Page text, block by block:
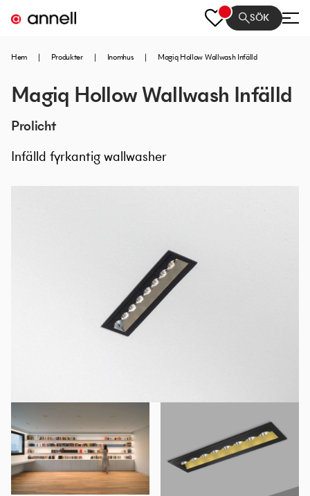
SÖK
Hem | Produkter | Inomhus | Magiq Hollow Wallwash Infälld
Magiq Hollow Wallwash Infälld
Prolicht
Infälld fyrkantig wallwasher